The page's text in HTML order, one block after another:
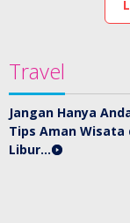
Travel
Jangan Hanya
Tips Aman
Libur…